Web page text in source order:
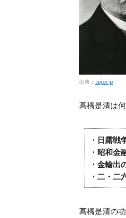
出典： boj.or.jp
高橋是清は
・日露戦
・昭和金
・金輸出
・二・二
高橋是清の